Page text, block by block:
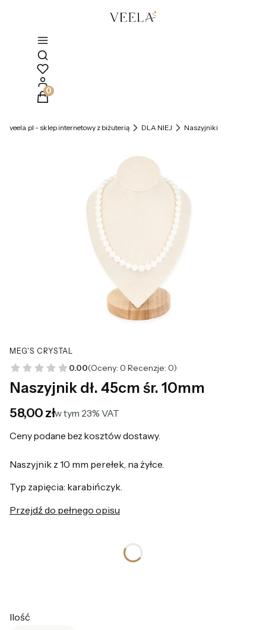
Otwórz wyszukiwarkę
Produkty w koszyku: 0. Zobacz szczegóły
veela.pl - sklep internetowy z biżuterią DLA NIEJ Naszyjniki
MEG'S CRYSTAL
0.00(Oceny: 0 Recenzje: 0)
Naszyjnik dł. 45cm śr. 10mm
Cena
58,00 złw tym 23% VAT
w tym 23% VAT
Ceny podane bez kosztów dostawy.
Naszyjnik z 10 mm perełek, na żyłce.
Typ zapięcia: karabińczyk.
Przejdź do pełnego opisu
Ilość